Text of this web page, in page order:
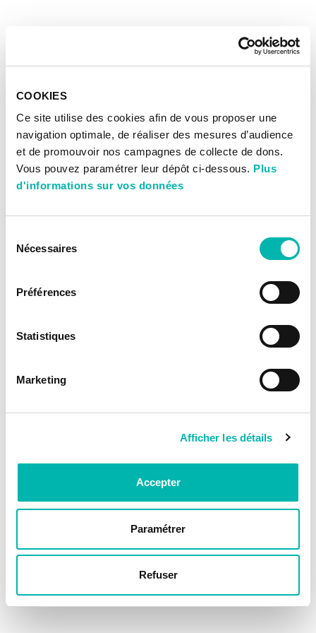
COOKIES
Ce site utilise des cookies afin de vous proposer une
navigation optimale, de réaliser des mesures d’audience
et de promouvoir nos campagnes de collecte de dons.
Vous pouvez paramétrer leur dépôt ci-dessous. Plus
d'informations sur vos données
Nécessaires
Préférences
Statistiques
Marketing
Afficher les détails
Accepter
Paramétrer
Refuser